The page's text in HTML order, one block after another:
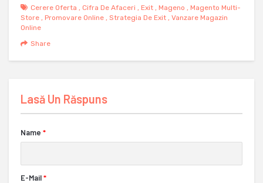
Cerere Oferta , Cifra De Afaceri , Exit , Mageno , Magento Multi-
Store , Promovare Online , Strategia De Exit , Vanzare Magazin
Online
Share
Lasă Un Răspuns
Name *
E-Mail*